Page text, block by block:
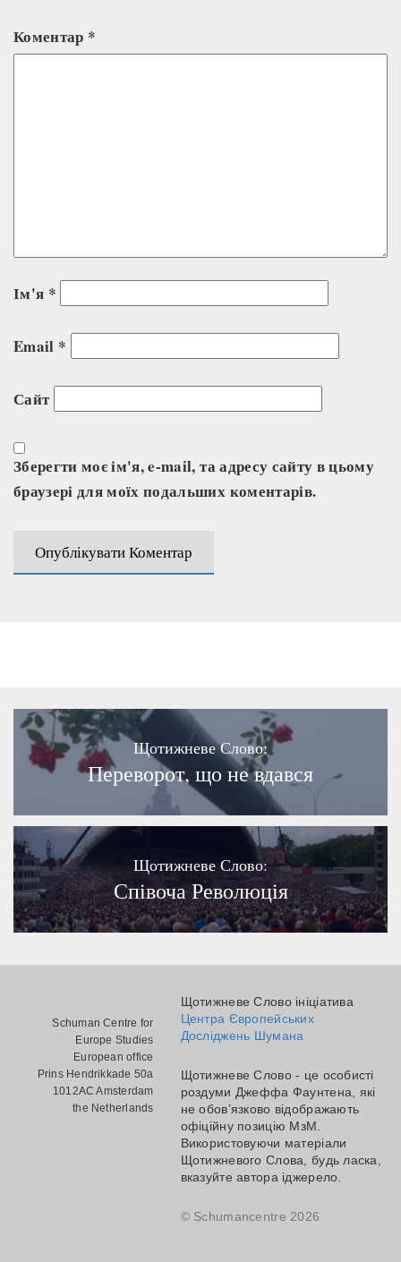
Коментар *
Ім'я *
Email *
Сайт
Зберегти моє ім'я, e-mail, та адресу сайту в цьому
браузері для моїх подальших коментарів.
Щотижневе Слово:
Переворот, що не вдався
Щотижневе Слово:
Співоча Революція
Schuman Centre for
Europe Studies
European office
Prins Hendrikkade 50a
1012AC Amsterdam
the Netherlands
Щотижневе Слово ініціатива
Центра Європейських
Досліджень Шумана
Щотижневе Слово - це особисті
роздуми Джеффа Фаунтена, які
не обов’язково відображають
офіційну позицію МзМ.
Використовуючи матеріали
Щотижневого Слова, будь ласка,
вказуйте автора іджерело.
© Schumancentre 2026